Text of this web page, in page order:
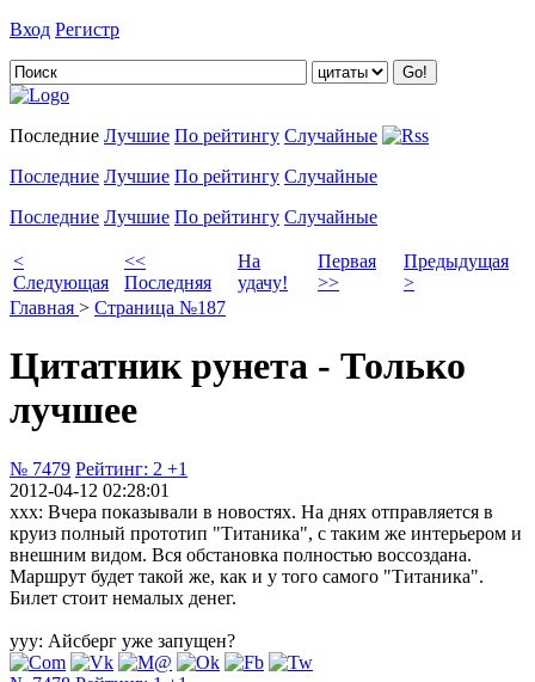
Вход Регистр
Последние Лучшие По рейтингу Случайные
Последние Лучшие По рейтингу Случайные
Последние Лучшие По рейтингу Случайные
<
Следующая
<<
Последняя
На
удачу!
Первая
>>
Предыдущая
>
Главная > Страница №187
Цитатник рунета - Только
лучшее
№ 7479 Рейтинг: 2 +1
2012-04-12 02:28:01
xxx: Вчера показывали в новостях. На днях отправляется в
круиз полный прототип "Титаника", с таким же интерьером и
внешним видом. Вся обстановка полностью воссоздана.
Маршрут будет такой же, как и у того самого "Титаника".
Билет стоит немалых денег.
yyy: Айсберг уже запущен?